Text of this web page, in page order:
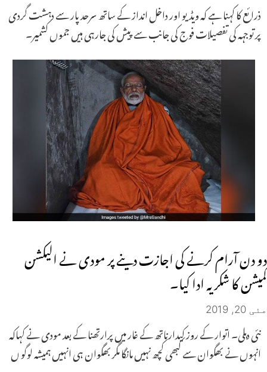
ذرائع کا کہنا ہے کہ ویڈیو اور داخل انداز کے ساتھ سرحد پار سے دہشت گردی
پر توجہہ کی تفصیلات فوج کی جانب سے پیش کی جارہی ہیں جموں کشمیر۔
دو دن آرام کرنے کی اجازت دینے پر مودی نے الیکشن
کمیشن کا شکریہ ادا کیا۔
مئی 20, 2019
نئی دہلی۔ اتوار کے روز کیدارناتھ کے غار میں پرارتھنا کے بعد مودی نے کہاکہ
انہوں نے بھگوان سے کبھی کچھ نہیں مانگا مگر بھگوان ہی انہیں ہمیشہ لوگو ں